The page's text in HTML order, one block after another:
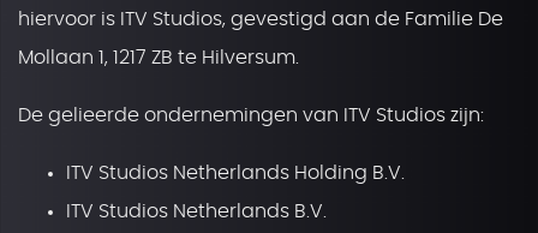
hiervoor is ITV Studios, gevestigd aan de Familie De
Mollaan 1, 1217 ZB te Hilversum.
De gelieerde ondernemingen van ITV Studios zijn:
ITV Studios Netherlands Holding B.V.
ITV Studios Netherlands B.V.